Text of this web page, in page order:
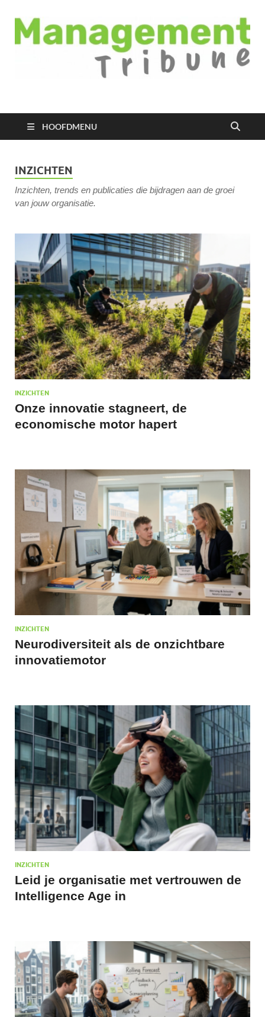
Managementtribune
HOOFDMENU
INZICHTEN
Inzichten, trends en publicaties die bijdragen aan de groei
van jouw organisatie.
INZICHTEN
Onze innovatie stagneert, de
economische motor hapert
INZICHTEN
Neurodiversiteit als de onzichtbare
innovatiemotor
INZICHTEN
Leid je organisatie met vertrouwen de
Intelligence Age in